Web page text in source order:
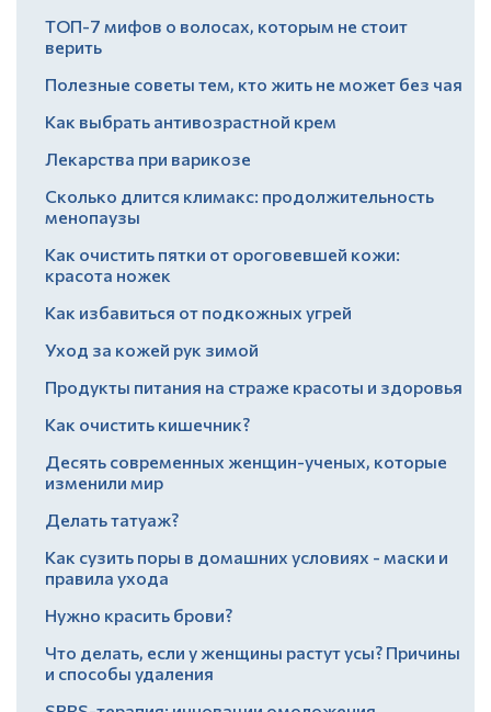
ТОП-7 мифов о волосах, которым не стоит
верить
Полезные советы тем, кто жить не может без чая
Как выбрать антивозрастной крем
Лекарства при варикозе
Сколько длится климакс: продолжительность
менопаузы
Как очистить пятки от ороговевшей кожи:
красота ножек
Как избавиться от подкожных угрей
Уход за кожей рук зимой
Продукты питания на страже красоты и здоровья
Как очистить кишечник?
Десять современных женщин-ученых, которые
изменили мир
Делать татуаж?
Как сузить поры в домашних условиях - маски и
правила ухода
Нужно красить брови?
Что делать, если у женщины растут усы? Причины
и способы удаления